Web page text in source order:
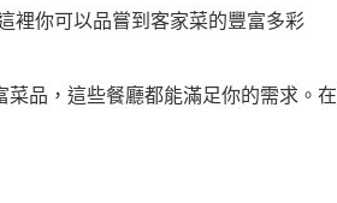
裡你可以品嘗到客家菜的豐富多彩
品，這些餐廳都能滿足你的需求。在